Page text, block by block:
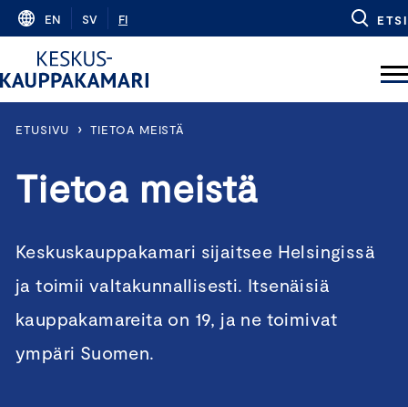
Skip
content
EN SV FI ETSI
ETUSIVU › TIETOA MEISTÄ
Tietoa meistä
Keskuskauppakamari sijaitsee Helsingissä
ja toimii valtakunnallisesti. Itsenäisiä
kauppakamareita on 19, ja ne toimivat
ympäri Suomen.